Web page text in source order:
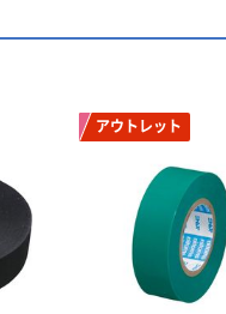
アウトレット